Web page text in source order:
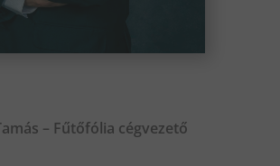
– Fűtőfólia cégvezető